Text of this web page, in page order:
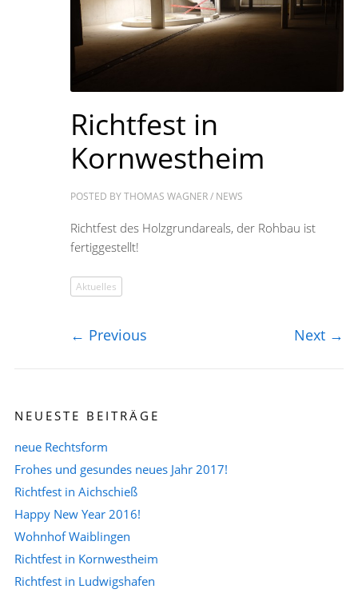
Richtfest in
Kornwestheim
POSTED BYTHOMAS WAGNER/ NEWS
Richtfest des Holzgrundareals, der Rohbau ist
fertiggestellt!
Aktuelles
← Previous Next →
NEUESTE BEITRÄGE
neue Rechtsform
Frohes und gesundes neues Jahr 2017!
Richtfest in Aichschieß
Happy New Year 2016!
Wohnhof Waiblingen
Richtfest in Kornwestheim
Richtfest in Ludwigshafen